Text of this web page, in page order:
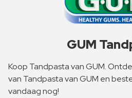
GUM
Koop Tandpasta van GUM.
van Tandpasta van GUM en
vandaag nog!